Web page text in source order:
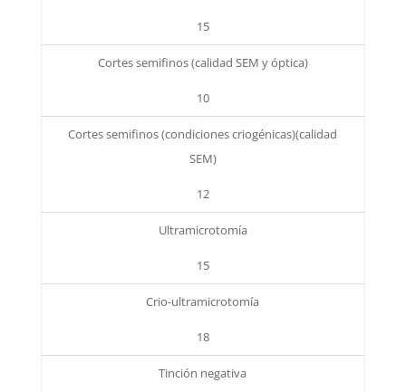
15
Cortes semifinos (calidad SEM y óptica)
10
Cortes semifinos (condiciones criogénicas)(calidad
SEM)
12
Ultramicrotomía
15
Crio-ultramicrotomía
18
Tinción negativa